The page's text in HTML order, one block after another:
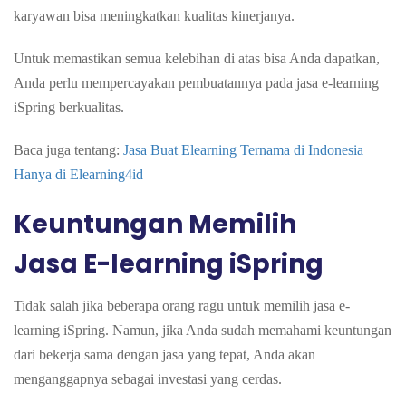
karyawan bisa meningkatkan kualitas kinerjanya.
Untuk memastikan semua kelebihan di atas bisa Anda dapatkan,
Anda perlu mempercayakan pembuatannya pada jasa e-learning
iSpring berkualitas.
Baca juga tentang: Jasa Buat Elearning Ternama di Indonesia
Hanya di Elearning4id
Keuntungan Memilih
Jasa E-learning iSpring
Tidak salah jika beberapa orang ragu untuk memilih jasa e-
learning iSpring. Namun, jika Anda sudah memahami keuntungan
dari bekerja sama dengan jasa yang tepat, Anda akan
menganggapnya sebagai investasi yang cerdas.